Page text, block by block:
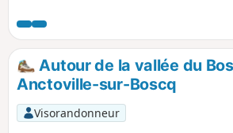
bocage de La Rochelle-Normande, on
du Pelotin sur l'emplacement de
Autour de la vallée du
Anctoville-sur-Boscq
Visorandonneur